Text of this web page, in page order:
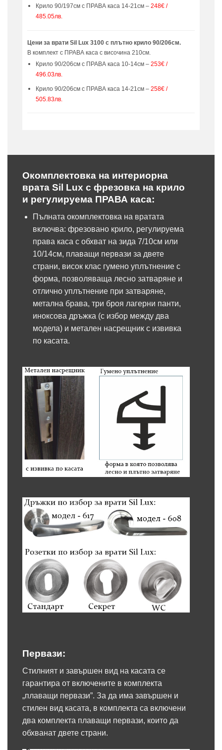
Крило 90/197см с ПРАВА каса 14-21см –248€ /
485.05лв.
Цени за врати Sil Lux 3100 с плътно крило 90/206см.
В комплект с ПРАВА каса с височина 210см.
Крило 90/206см с ПРАВА каса 10-14см –253€ /
496.03лв.
Крило 90/206см с ПРАВА каса 14-21см –258€ /
505.83лв.
Окомплектовка на интериорна
врата Sil Lux с фрезовка на крило
и регулируема ПРАВА каса:
Пълната окомплектовка на вратата
включва: фрезовано крило, регулируема
права каса с обхват на зида 7/10см или
10/14см, плаващи первази за двете
страни, висок клас гумено уплътнение с
форма, позволяваща лесно затваряне и
отлично уплътнение при затваряне,
метална брава, три броя лагерни панти,
иноксова дръжка (с избор между два
модела) и метален насрещник с извивка
по касата.
Первази:
Стилният и завършен вид на касата се
гарантира от включените в комплекта
„плаващи первази”. За да има завършен и
стилен вид касата, в комплекта са включени
два комплекта плаващи первази, които да
обхванат двете страни.